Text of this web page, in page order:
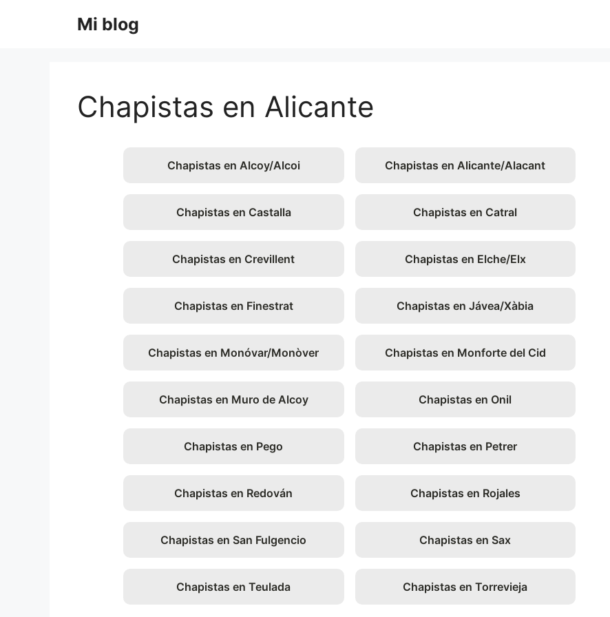
Mi blog
Chapistas en Alicante
Chapistas en Alcoy/Alcoi Chapistas en Alicante/Alacant
Chapistas en Castalla Chapistas en Catral
Chapistas en Crevillent Chapistas en Elche/Elx
Chapistas en Finestrat Chapistas en Jávea/Xàbia
Chapistas en Monóvar/Monòver Chapistas en Monforte del Cid
Chapistas en Muro de Alcoy Chapistas en Onil
Chapistas en Pego Chapistas en Petrer
Chapistas en Redován Chapistas en Rojales
Chapistas en San Fulgencio Chapistas en Sax
Chapistas en Teulada Chapistas en Torrevieja